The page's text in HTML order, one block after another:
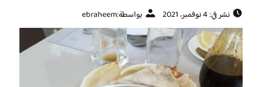
نشر في: 4 نوفمبر، 2021 بواسطة:ebraheem